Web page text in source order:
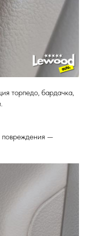
торпедо, бардачка,
повреждения —